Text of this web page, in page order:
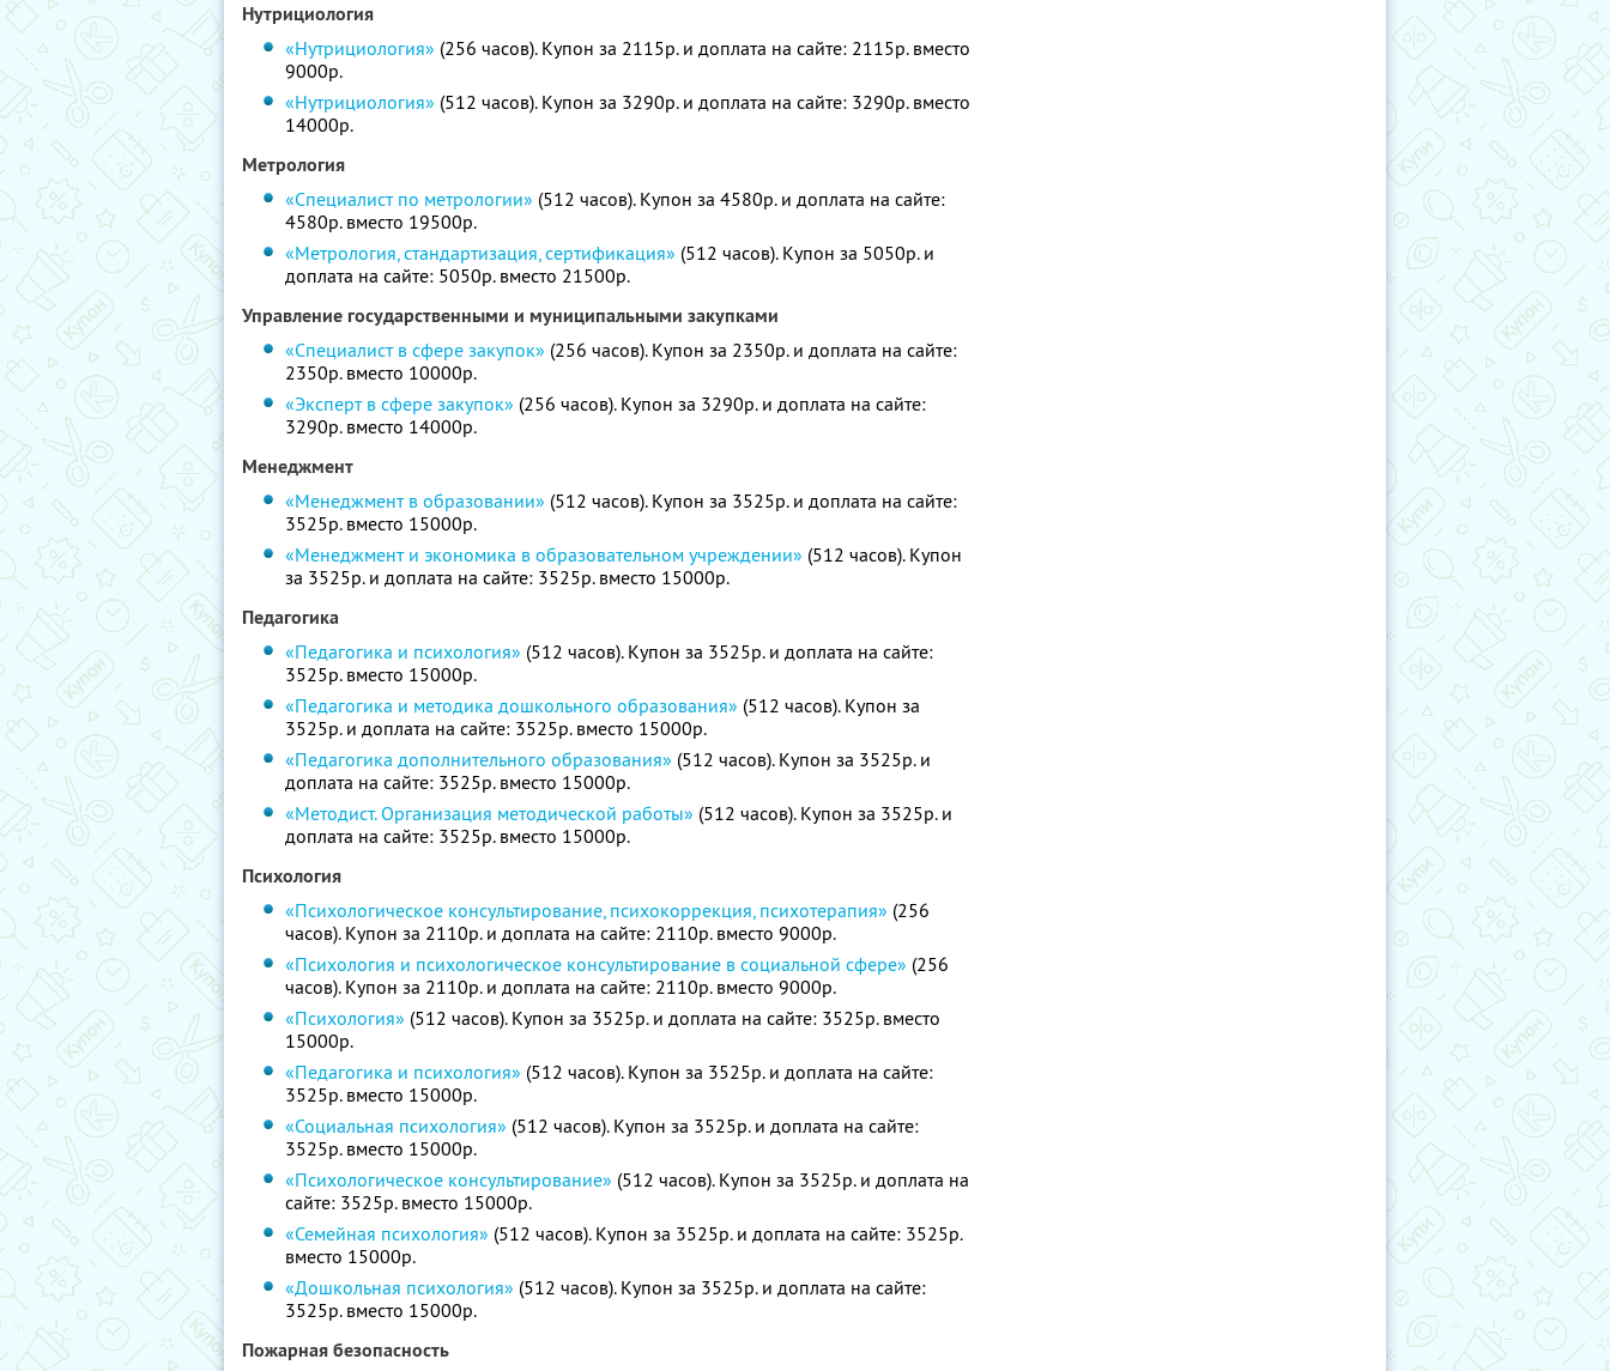
Нутрициология
«Нутрициология» (256 часов). Купон за 2115р. и доплата на сайте: 2115р. вместо
9000р.
«Нутрициология» (512 часов). Купон за 3290р. и доплата на сайте: 3290р. вместо
14000р.
Метрология
«Специалист по метрологии» (512 часов). Купон за 4580р. и доплата на сайте:
4580р. вместо 19500р.
«Метрология, стандартизация, сертификация» (512 часов). Купон за 5050р. и
доплата на сайте: 5050р. вместо 21500р.
Управление государственными и муниципальными закупками
«Специалист в сфере закупок» (256 часов). Купон за 2350р. и доплата на сайте:
2350р. вместо 10000р.
«Эксперт в сфере закупок» (256 часов). Купон за 3290р. и доплата на сайте:
3290р. вместо 14000р.
Менеджмент
«Менеджмент в образовании» (512 часов). Купон за 3525р. и доплата на сайте:
3525р. вместо 15000р.
«Менеджмент и экономика в образовательном учреждении» (512 часов). Купон
за 3525р. и доплата на сайте: 3525р. вместо 15000р.
Педагогика
«Педагогика и психология» (512 часов). Купон за 3525р. и доплата на сайте:
3525р. вместо 15000р.
«Педагогика и методика дошкольного образования» (512 часов). Купон за
3525р. и доплата на сайте: 3525р. вместо 15000р.
«Педагогика дополнительного образования» (512 часов). Купон за 3525р. и
доплата на сайте: 3525р. вместо 15000р.
«Методист. Организация методической работы» (512 часов). Купон за 3525р. и
доплата на сайте: 3525р. вместо 15000р.
Психология
«Психологическое консультирование, психокоррекция, психотерапия» (256
часов). Купон за 2110р. и доплата на сайте: 2110р. вместо 9000р.
«Психология и психологическое консультирование в социальной сфере» (256
часов). Купон за 2110р. и доплата на сайте: 2110р. вместо 9000р.
«Психология» (512 часов). Купон за 3525р. и доплата на сайте: 3525р. вместо
15000р.
«Педагогика и психология» (512 часов). Купон за 3525р. и доплата на сайте:
3525р. вместо 15000р.
«Социальная психология» (512 часов). Купон за 3525р. и доплата на сайте:
3525р. вместо 15000р.
«Психологическое консультирование» (512 часов). Купон за 3525р. и доплата на
сайте: 3525р. вместо 15000р.
«Семейная психология» (512 часов). Купон за 3525р. и доплата на сайте: 3525р.
вместо 15000р.
«Дошкольная психология» (512 часов). Купон за 3525р. и доплата на сайте:
3525р. вместо 15000р.
Пожарная безопасность